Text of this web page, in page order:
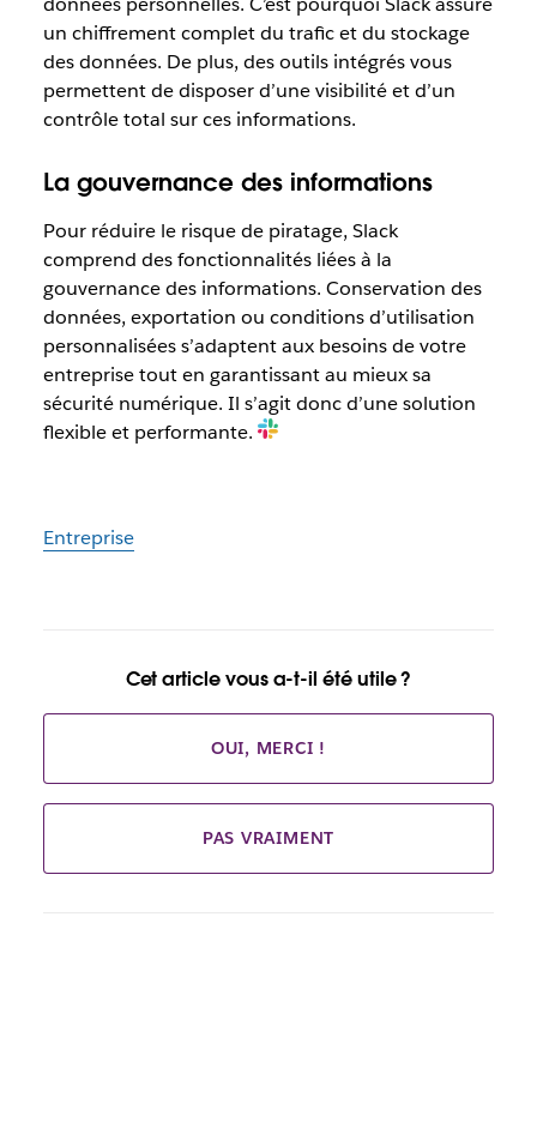
un chiffrement complet du trafic et du stockage
des données. De plus, des outils intégrés vous
permettent de disposer d’une visibilité et d’un
contrôle total sur ces informations.
La gouvernance des informations
Pour réduire le risque de piratage, Slack
comprend des fonctionnalités liées à la
gouvernance des informations. Conservation des
données, exportation ou conditions d’utilisation
personnalisées s’adaptent aux besoins de votre
entreprise tout en garantissant au mieux sa
sécurité numérique. Il s’agit donc d’une solution
flexible et performante.
Entreprise
Cet article vous a-t-il été utile ?
OUI, MERCI !
PAS VRAIMENT